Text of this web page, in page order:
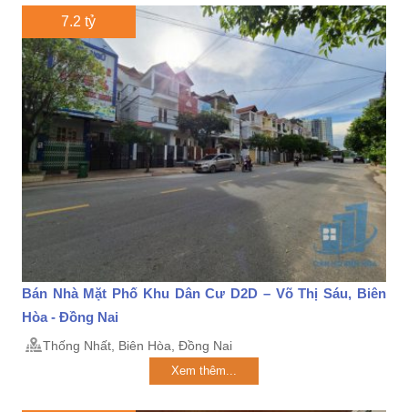
7.2 tỷ
Bán Nhà Mặt Phố Khu Dân Cư D2D – Võ Thị Sáu, Biên
Hòa - Đồng Nai
Thống Nhất, Biên Hòa, Đồng Nai
Xem thêm...